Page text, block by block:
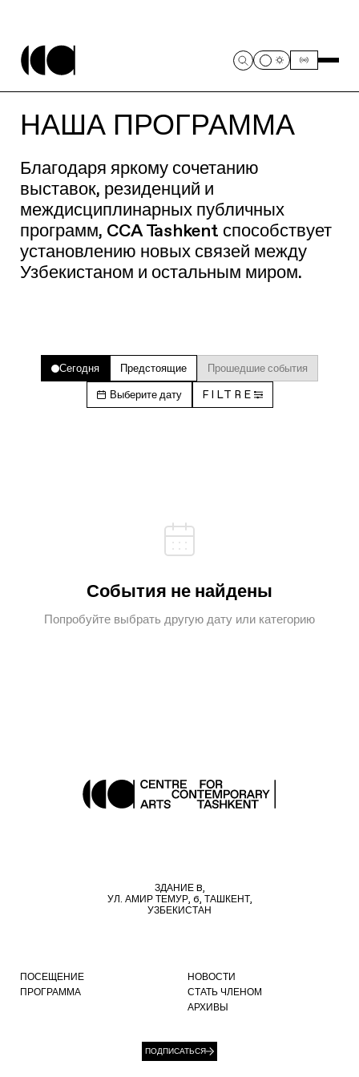
НАША ПРОГРАММА
Благодаря яркому сочетанию
выставок, резиденций и
междисциплинарных публичных
программ, CCA Tashkent способствует
установлению новых связей между
Узбекистаном и остальным миром.
Сегодня Предстоящие Прошедшие события
Выберите дату FILTRE
События не найдены
Попробуйте выбрать другую дату или категорию
ЗДАНИЕ B,
УЛ. АМИР ТЕМУР, 6, ТАШКЕНТ,
УЗБЕКИСТАН
ПОСЕЩЕНИЕ
ПРОГРАММА
НОВОСТИ
СТАТЬ ЧЛЕНОМ
АРХИВЫ
ПОДПИСАТЬСЯ